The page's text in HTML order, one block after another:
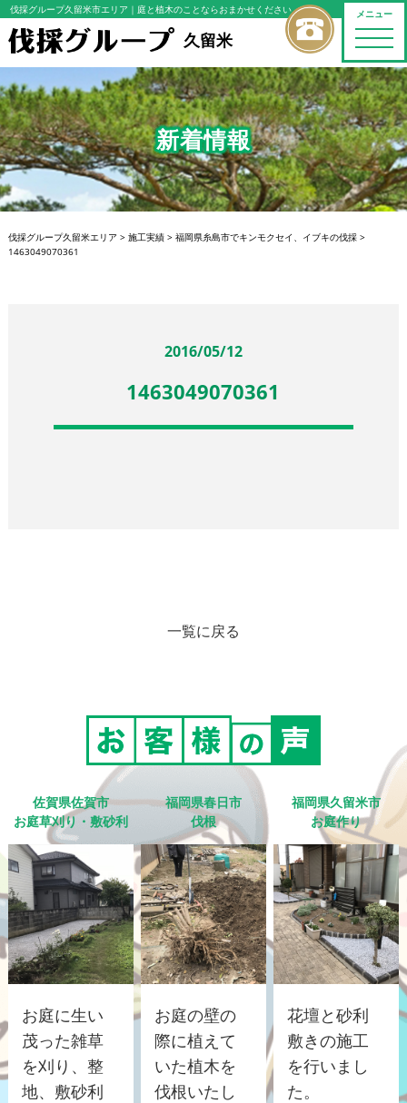
メニュー
toggle
伐採グループ久留米市エリア ｜庭と植木のことならおまかせください
久留米
新着情報
伐採グループ久留米エリア > 施工実績> 福岡県糸島市でキンモクセイ、イブキの伐採>
1463049070361
2016/05/12
1463049070361
一覧に戻る
佐賀県佐賀市
お庭草刈り・敷砂利
お庭に生い
茂った雑草
を刈り、整
地、敷砂利
福岡県春日市
伐根
お庭の壁の
際に植えて
いた植木を
伐根いたし
福岡県久留米市
お庭作り
花壇と砂利
敷きの施工
を行いまし
た。